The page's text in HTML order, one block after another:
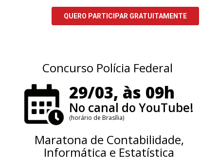
Concurso Polícia Federal
29/03, às 09h
No canal do YouTube!
(horário de Brasília)
Maratona de Contabilidade,
Informática e Estatística